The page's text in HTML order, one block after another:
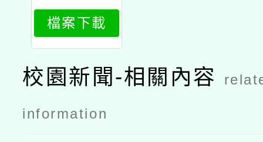
466_attach
1
檔案下載
校園新聞-相關內容
information